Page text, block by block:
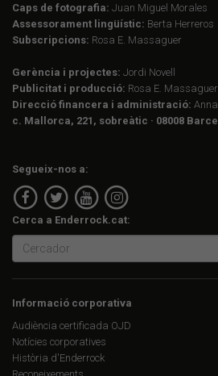
Caps de fotografia: Juan Miguel Morales
Assessorament lingüístic: Berta Herreros
Subscripcions: Rosa E. Massaguer
Gerència i projectes: Jordi Novell
Publicitat i producció: Rosa E. Massaguer
Direcció financera i administració:
c. Mallorca, 221, sobreàtic · 08008
Segueix-nos a:
Cerca a Enderrock.cat:
Informació corporativa
Audiència certificada OJD
Notícies corporatives
Història d'Enderrock